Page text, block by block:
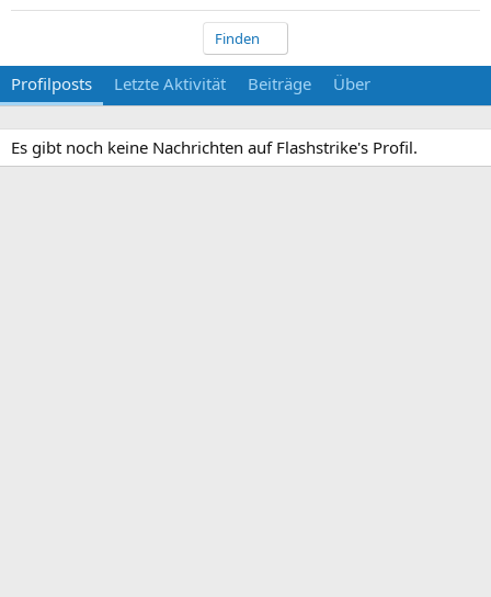
Finden
Profilposts Letzte Aktivität Beiträge Über
Es gibt noch keine Nachrichten auf Flashstrike's Profil.